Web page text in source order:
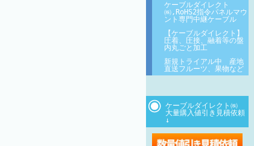
ケーブルダイレクト
㈱,RoHS2指令パネルマウ
ント専門中継ケーブル
【ケーブルダイレクト】
圧着、圧接、融着等の盤
内丸ごと加工
新規トライアル中 産地
直送フルーツ、果物など
ケーブルダイレクト㈱
大量購入値引き見積依頼
↓